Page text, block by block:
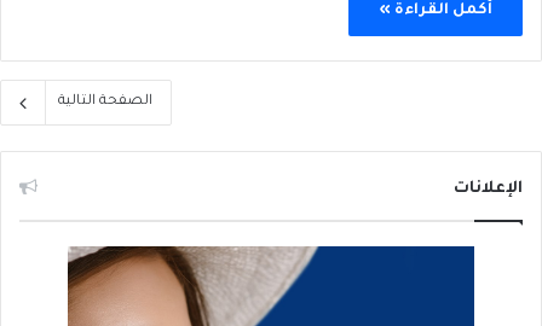
أكمل القراءة »
الصفحة التالية
الإعلانات